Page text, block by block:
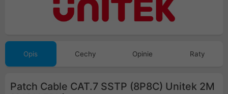
Opis Cechy Opinie Raty
Patch Cable CAT.7 SSTP (8P8C) Unitek 2M